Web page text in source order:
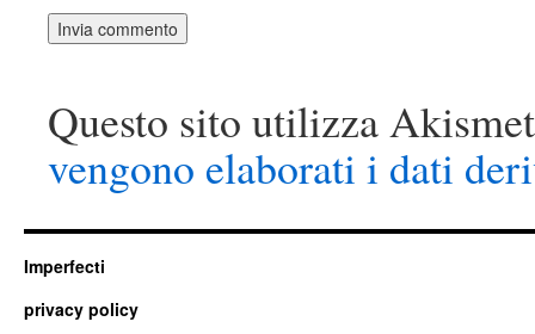
Questo sito utilizza
vengono elaborati i dati
Imperfecti
privacy policy